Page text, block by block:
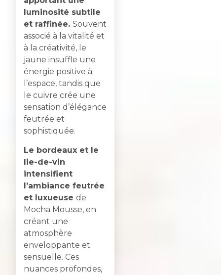
luminosité subtile
et raffinée. Souvent
associé à la vitalité et
à la créativité, le
jaune insuffle une
énergie positive à
l’espace, tandis que
le cuivre crée une
sensation d’élégance
feutrée et
sophistiquée.
Le bordeaux et le
lie-de-vin
intensifient
l’ambiance feutrée
et luxueuse de
Mocha Mousse, en
créant une
atmosphère
enveloppante et
sensuelle. Ces
nuances profondes,